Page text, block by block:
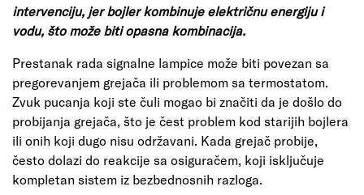
intervenciju, jer bojler kombinuje električnu energiju i
vodu, što može biti opasna kombinacija.
Prestanak rada signalne lampice može biti povezan sa
pregorevanjem grejača ili problemom sa termostatom.
Zvuk pucanja koji ste čuli mogao bi značiti da je došlo do
probijanja grejača, što je čest problem kod starijih bojlera
ili onih koji dugo nisu održavani. Kada grejač probije,
često dolazi do reakcije sa osiguračem, koji isključuje
kompletan sistem iz bezbednosnih razloga.